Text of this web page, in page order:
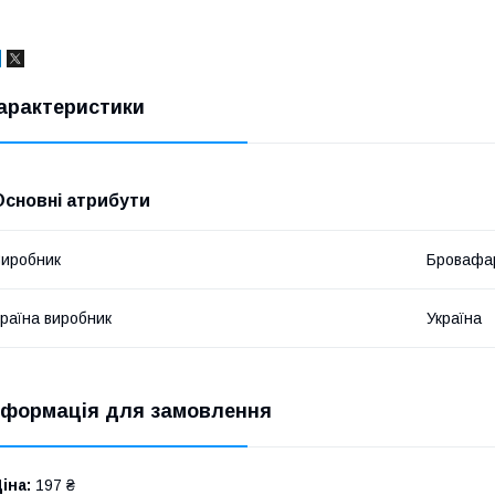
атрибути
виробник Україна
для замовлення
197 ₴